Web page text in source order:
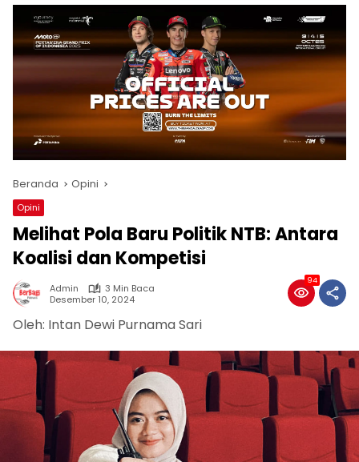
Beranda Opini
Opini
Melihat Pola Baru Politik NTB: Antara
Koalisi dan Kompetisi
Admin
3 Min Baca
Desember 10, 2024
94
Oleh: Intan Dewi Purnama Sari